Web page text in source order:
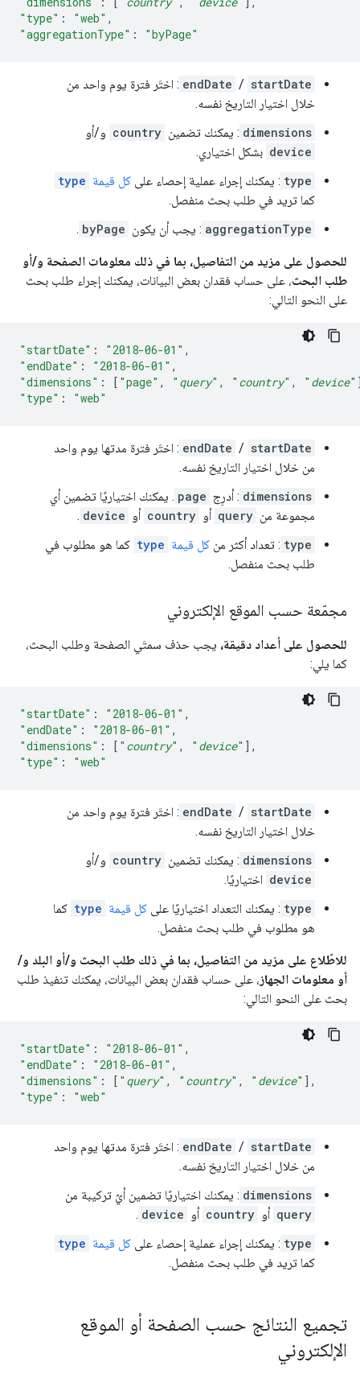
"type" : "web" ,
"aggregationType" : "byPage"
startDate
/
endDate : اختَر فترة يوم واحد من
خلال اختيار التاريخ نفسه.
dimensions : يمكنك تضمين country و/أو
device بشكل اختياري.
type : يمكنك إجراء عملية إحصاء على كل قيمة type
كما تريد في طلب بحث منفصل.
aggregationType : يجب أن يكون byPage
.
للحصول على مزيد من التفاصيل، بما في ذلك معلومات الصفحة و/أو
طلب البحث، على حساب فقدان بعض البيانات، يمكنك إجراء طلب بحث
على النحو التالي:
"startDate" : "2018-06-01" ,
"endDate" : "2018-06-01" ,
"dimensions" : [ "page" , " query" , " country" , " device"
"type" : "web"
startDate
/
endDate : اختَر فترة مدتها يوم واحد
من خلال اختيار التاريخ نفسه.
dimensions : أدرِج page . يمكنك اختياريًا تضمين أي
مجموعة من query أو country أو device
.
type : تعداد أكثر من كل قيمة type كما هو مطلوب في
طلب بحث منفصل.
مجمّعة حسب الموقع الإلكتروني
للحصول على أعداد دقيقة، يجب حذف سمتَي الصفحة وطلب البحث،
كما يلي:
"startDate" : "2018-06-01" ,
"endDate" : "2018-06-01" ,
"dimensions" : [ " country" , " device" ],
"type" : "web"
startDate
/
endDate : اختَر فترة يوم واحد من
خلال اختيار التاريخ نفسه.
dimensions : يمكنك تضمين country و/أو
device اختياريًا.
type : يمكنك التعداد اختياريًا على كل قيمة type كما
هو مطلوب في طلب بحث منفصل.
للاطّلاع على مزيد من التفاصيل، بما في ذلك طلب البحث و/أو البلد و/
أو معلومات الجهاز، على حساب فقدان بعض البيانات، يمكنك تنفيذ طلب
بحث على النحو التالي:
"startDate" : "2018-06-01" ,
"endDate" : "2018-06-01" ,
"dimensions" : [ " query" , " country" , " device" ],
"type" : "web"
startDate
/
endDate : اختَر فترة مدتها يوم واحد
من خلال اختيار التاريخ نفسه.
dimensions : يمكنك اختياريًا تضمين أيّ تركيبة من
query أو country أو device
.
type : يمكنك إجراء عملية إحصاء على كل قيمة type
كما تريد في طلب بحث منفصل.
تجميع النتائج حسب الصفحة أو الموقع
الإلكتروني